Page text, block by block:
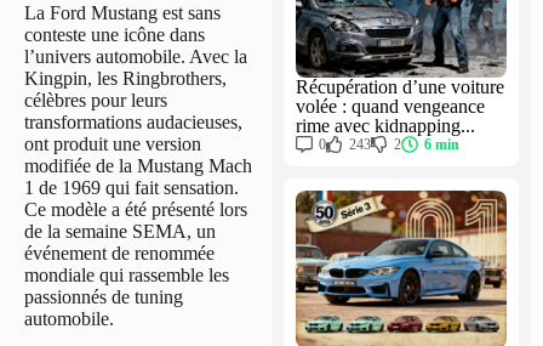
La Ford Mustang est sans
conteste une icône dans
l’univers automobile. Avec la
Kingpin, les Ringbrothers,
célèbres pour leurs
transformations audacieuses,
ont produit une version
modifiée de la Mustang Mach
1 de 1969 qui fait sensation.
Ce modèle a été présenté lors
de la semaine SEMA, un
événement de renommée
mondiale qui rassemble les
passionnés de tuning
automobile.
Récupération d’une voiture
volée : quand vengeance
rime avec kidnapping...
0 243 2 6 min